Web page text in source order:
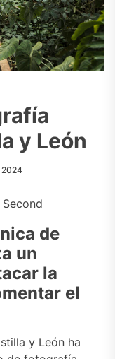
y León
2024
de
un
la
el
y León ha